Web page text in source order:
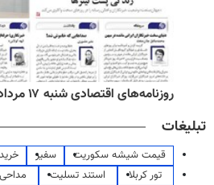
روزنامه‌های اقتصادی شنبه ۱۷ مرداد ۱۴۰۵
تبلیغات
قیمت شیشه سکوریت سفیر
تور کربلا
استند تسلیت